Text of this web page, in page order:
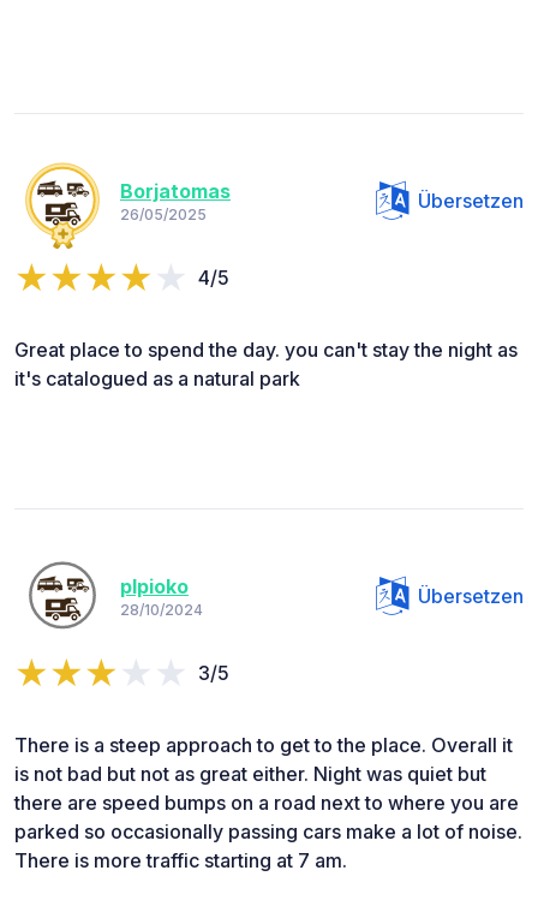
Borjatomas
26/05/2025
Übersetzen
4/5
Great place to spend the day. you can't stay the night as
it's catalogued as a natural park
plpioko
28/10/2024
Übersetzen
3/5
There is a steep approach to get to the place. Overall it
is not bad but not as great either. Night was quiet but
there are speed bumps on a road next to where you are
parked so occasionally passing cars make a lot of noise.
There is more traffic starting at 7 am.